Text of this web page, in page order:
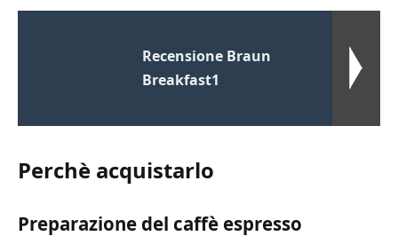
Recensione Braun
Breakfast1
Perchè acquistarlo
Preparazione del caffè espresso